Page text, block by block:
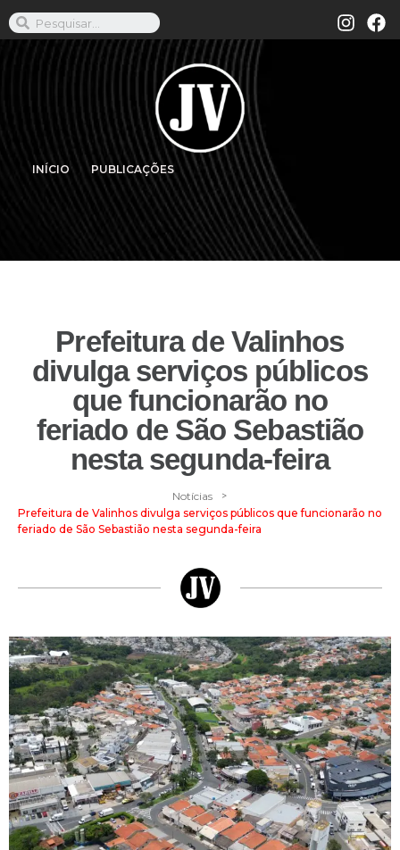
INÍCIO PUBLICAÇÕES
Prefeitura de Valinhos
divulga serviços públicos
que funcionarão no
feriado de São Sebastião
nesta segunda-feira
Notícias >
Prefeitura de Valinhos divulga serviços públicos que funcionarão no
feriado de São Sebastião nesta segunda-feira